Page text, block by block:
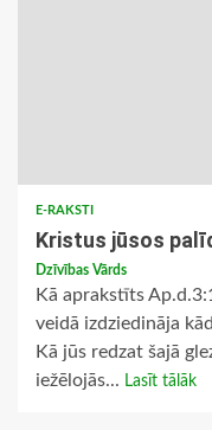
E-RAKSTI
Kristus jūsos
Dzīvības Vārds
Kā aprakstīts
veidā izdziedināja
Kā jūs redzat šajā
iežēlojās... Lasīt tālāk